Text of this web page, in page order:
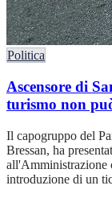
Politica
Ascensore di
turismo non
Il capogruppo del
Bressan, ha
all'Amministrazione
introduzione di un